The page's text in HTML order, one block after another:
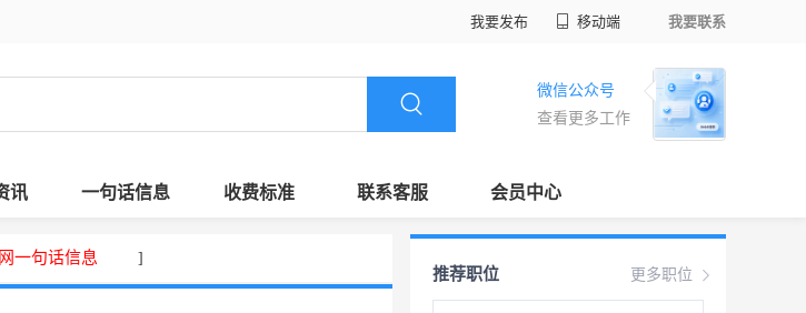
我要发布 移动端 我要联系
微信公众号
查看更多工作
讯 一句话信息 收费标准 联系客服 会员中心
一句话信息 ]
更多职位
推荐职位